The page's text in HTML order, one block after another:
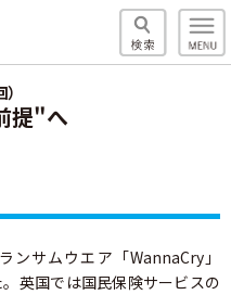
提"へ
サムウエア「WannaCry」
英国では国民保険サービスの